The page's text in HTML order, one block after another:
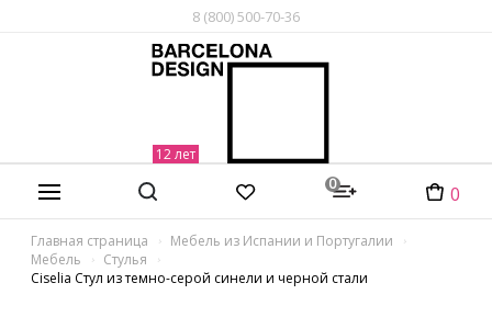
8 (800) 500-70-36
0 0
Главная страница
Мебель из Испании и Португалии
Мебель
Стулья
Ciselia Стул из темно-серой синели и черной стали